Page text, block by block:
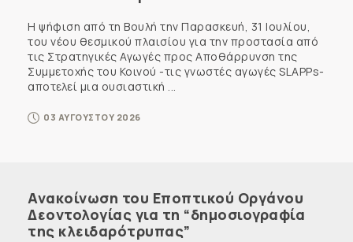
Η ψήφιση από τη Βουλή την Παρασκευή, 31 Ιουλίου,
του νέου θεσμικού πλαισίου για την προστασία από
τις Στρατηγικές Αγωγές προς Αποθάρρυνση της
Συμμετοχής του Κοινού -τις γνωστές αγωγές SLAPPs-
αποτελεί μια ουσιαστική ...
03 ΑΥΓΟΥΣΤΟΥ 2026
Ανακοίνωση του Εποπτικού Οργάνου
Δεοντολογίας για τη “δημοσιογραφία
της κλειδαρότρυπας”